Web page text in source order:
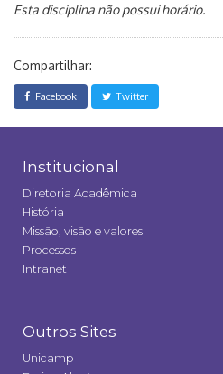
Esta disciplina não possui horário.
Compartilhar:
Facebook Twitter
Institucional
Diretoria Acadêmica
História
Missão, visão e valores
Processos
Intranet
Outros Sites
Unicamp